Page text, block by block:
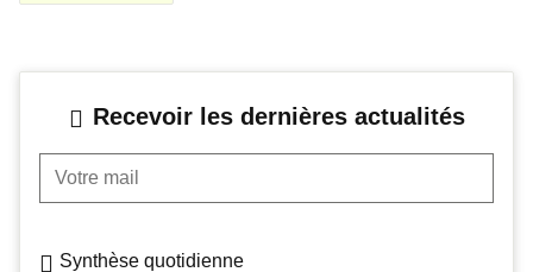
Recevoir les dernières actualités
Votre mail
Synthèse quotidienne